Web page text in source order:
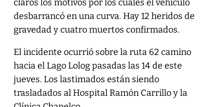
claros los motivos por los cuales el vehículo
desbarrancó en una curva. Hay 12 heridos de
gravedad y cuatro muertos confirmados.
El incidente ocurrió sobre la ruta 62 camino
hacia el Lago Lolog pasadas las 14 de este
jueves. Los lastimados están siendo
trasladados al Hospital Ramón Carrillo y la